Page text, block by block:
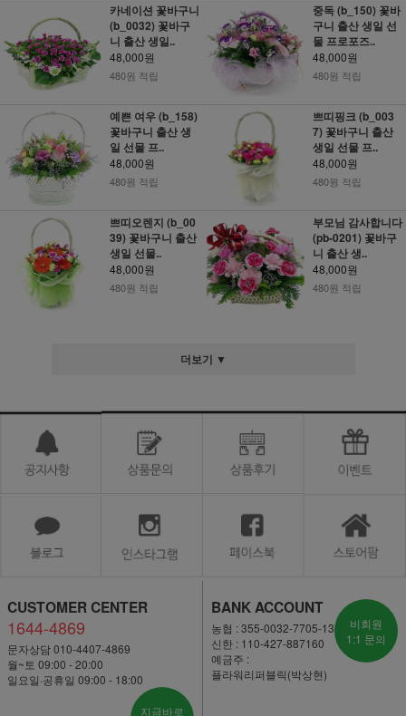
카네이션 꽃바구니
(b_0032) 꽃바구
니 출산 생일..
48,000원
480원 적립
중독 (b_150) 꽃바
구니 출산 생일 선
물 프로포즈..
48,000원
480원 적립
예쁜 여우 (b_158)
꽃바구니 출산 생
일 선물 프..
48,000원
480원 적립
쁘띠핑크 (b_003
7) 꽃바구니 출산
생일 선물 프..
48,000원
480원 적립
쁘띠오렌지 (b_00
39) 꽃바구니 출산
생일 선물..
48,000원
480원 적립
부모님 감사합니다
(pb-0201) 꽃바구
니 출산 생..
48,000원
480원 적립
더보기 ▼
CUSTOMER CENTER
1644-4869
문자상담 010-4407-4869
월~토 09:00 - 20:00
일요일·공휴일 09:00 - 18:00
지금바로
BANK ACCOUNT
농협 : 355-0032-7705-13
신한 : 110-427-887160
예금주 :
플라워리퍼블릭(박상현)
비회원
1:1 문의